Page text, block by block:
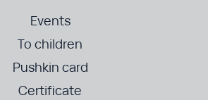
Events
To children
Pushkin card
Certificate